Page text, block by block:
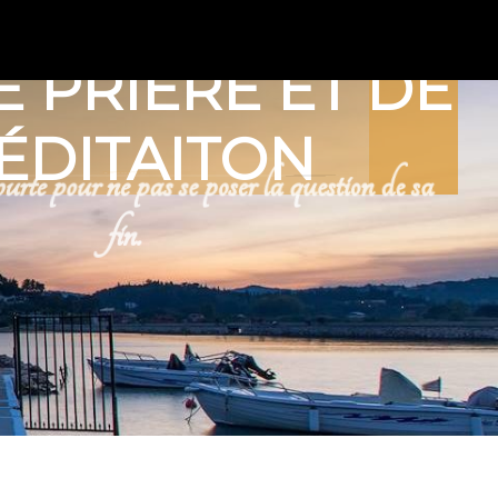
PRIÈRE ET DE
pour ne pas se poser la question de sa
fin.
Contes
Gallerie présentations
Henri Nouwen
Jean Vanier
Les Carnets
Maximes